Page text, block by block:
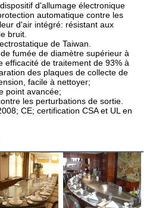
d'allumage électronique
automatique contre les
d'air intégré: résistant aux
bruit.
de Taiwan.
fumée de diamètre supérieur à
efficacité de traitement de 93% à
des plaques de collecte de
facile à nettoyer;
point avancée;
les perturbations de sortie.
CE; certification CSA et UL en